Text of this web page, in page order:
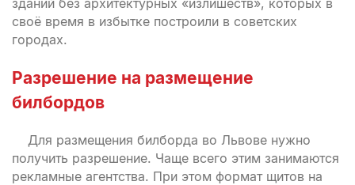
зданий без архитектурных «излишеств», которых в
своё время в избытке построили в советских
городах.
Разрешение на размещение
билбордов
Для размещения билборда во Львове нужно
получить разрешение. Чаще всего этим занимаются
рекламные агентства. При этом формат щитов на